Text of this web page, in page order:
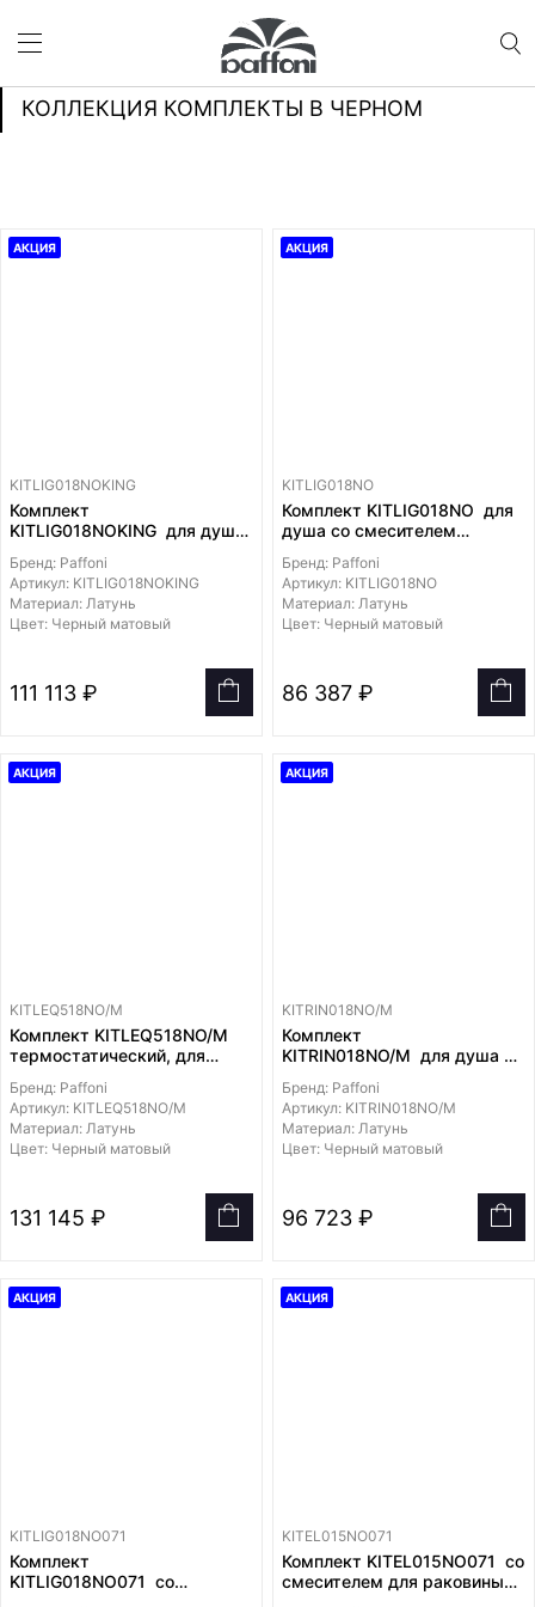
КОЛЛЕКЦИЯ КОМПЛЕКТЫ В ЧЕРНОМ
АКЦИЯ
KITLIG018NOKING
Комплект
KITLIG018NOKING для душа
2 выхода, душ 300мм
Бренд: Paffoni
Артикул: KITLIG018NOKING
Материал: Латунь
Цвет: Черный матовый
111 113 ₽
АКЦИЯ
KITLIG018NO
Комплект KITLIG018NO для
душа со смесителем
225мм
Бренд: Paffoni
Артикул: KITLIG018NO
Материал: Латунь
Цвет: Черный матовый
86 387 ₽
АКЦИЯ
KITLEQ518NO/M
Комплект KITLEQ518NO/M
термостатический, для
LEQ518NO/M на 2 выхода,
душ 200x200 мм
Бренд: Paffoni
Артикул: KITLEQ518NO/M
Материал: Латунь
Цвет: Черный матовый
131 145 ₽
АКЦИЯ
KITRIN018NO/M
Комплект
KITRIN018NO/M для душа со
2 выхода, душ 200x200 мм
Бренд: Paffoni
Артикул: KITRIN018NO/M
Материал: Латунь
Цвет: Черный матовый
96 723 ₽
АКЦИЯ
KITLIG018NO071
Комплект
KITLIG018NO071 со
АКЦИЯ
KITEL015NO071
Комплект KITEL015NO071 со
смесителем для раковины